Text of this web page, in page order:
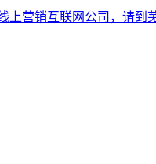
上营销互联网公司，请到